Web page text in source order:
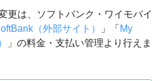
更は、ソフトバンク・ワイモバイ
（外部サイト） 」「 My
」の料金・支払い管理より行えま